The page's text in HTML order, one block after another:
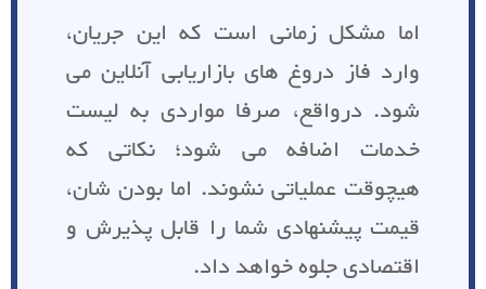
اما مشکل زمانی است که این جریان،
وارد فاز دروغ های بازاریابی آنلاین می
شود. درواقع، صرفا مواردی به لیست
خدمات اضافه می شود؛ نکاتی که
هیچوقت عملیاتی نشوند. اما بودن شان،
قیمت پیشنهادی شما را قابل پذیرش و
اقتصادی جلوه خواهد داد.